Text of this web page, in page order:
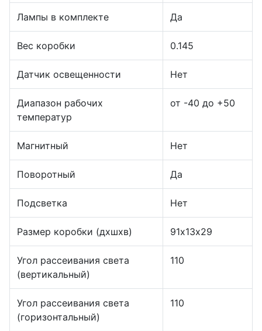
Лампы в комплекте Да
Вес коробки 0.145
Датчик освещенности Нет
Диапазон рабочих
температур
от -40 до +50
Магнитный Нет
Поворотный Да
Подсветка Нет
Размер коробки (дхшхв) 91х13х29
Угол рассеивания света
(вертикальный)
110
Угол рассеивания света
(горизонтальный)
110